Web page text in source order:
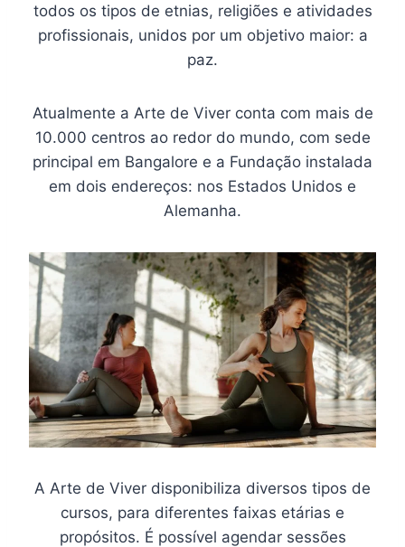
todos os tipos de etnias, religiões e atividades
profissionais, unidos por um objetivo maior: a
paz.
Atualmente a Arte de Viver conta com mais de
10.000 centros ao redor do mundo, com sede
principal em Bangalore e a Fundação instalada
em dois endereços: nos Estados Unidos e
Alemanha.
A Arte de Viver disponibiliza diversos tipos de
cursos, para diferentes faixas etárias e
propósitos. É possível agendar sessões